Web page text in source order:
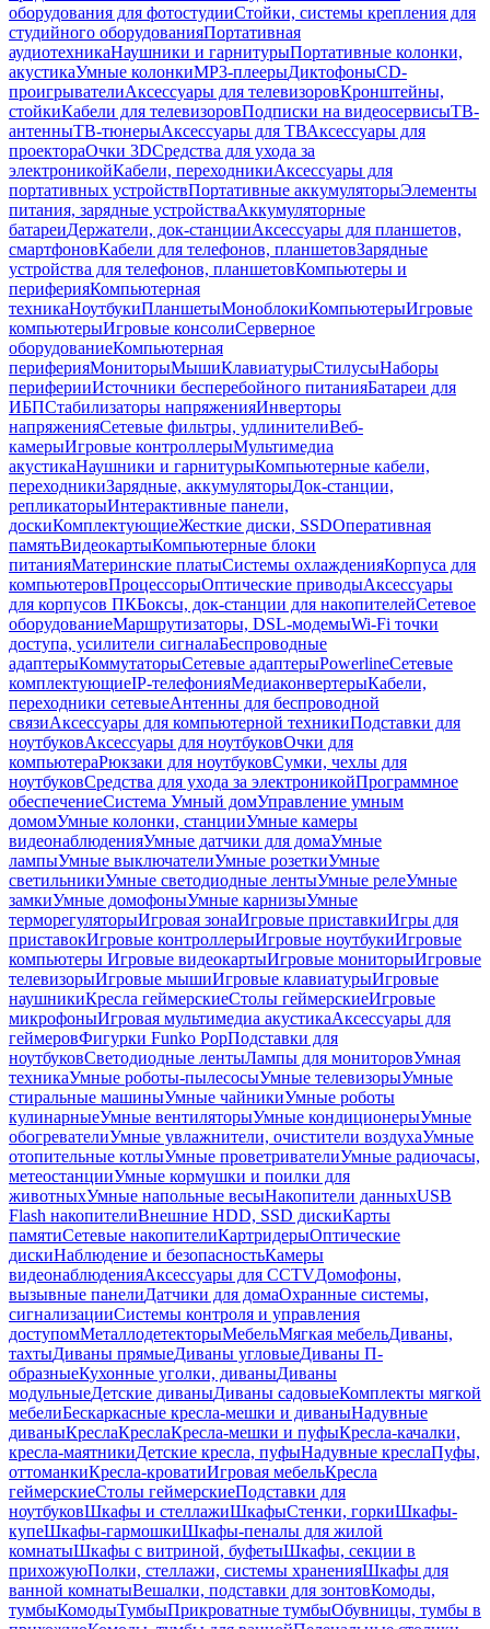
оборудования для фотостудииСтойки, системы крепления для
студийного оборудованияПортативная
аудиотехникаНаушники и гарнитурыПортативные колонки,
акустикаУмные колонкиMP3-плеерыДиктофоныCD-
проигрывателиАксессуары для телевизоровКронштейны,
стойкиКабели для телевизоровПодписки на видеосервисыТВ-
антенныТВ-тюнерыАксессуары для ТВАксессуары для
проектораОчки 3DСредства для ухода за
электроникойКабели, переходникиАксессуары для
портативных устройствПортативные аккумуляторыЭлементы
питания, зарядные устройстваАккумуляторные
батареиДержатели, док-станцииАксессуары для планшетов,
смартфоновКабели для телефонов, планшетовЗарядные
устройства для телефонов, планшетовКомпьютеры и
периферияКомпьютерная
техникаНоутбукиПланшетыМоноблокиКомпьютерыИгровые
компьютерыИгровые консолиСерверное
оборудованиеКомпьютерная
периферияМониторыМышиКлавиатурыСтилусыНаборы
периферииИсточники бесперебойного питанияБатареи для
ИБПСтабилизаторы напряженияИнверторы
напряженияСетевые фильтры, удлинителиВеб-
камерыИгровые контроллерыМультимедиа
акустикаНаушники и гарнитурыКомпьютерные кабели,
переходникиЗарядные, аккумуляторыДок-станции,
репликаторыИнтерактивные панели,
доскиКомплектующиеЖесткие диски, SSDОперативная
памятьВидеокартыКомпьютерные блоки
питанияМатеринские платыСистемы охлажденияКорпуса для
компьютеровПроцессорыОптические приводыАксессуары
для корпусов ПКБоксы, док-станции для накопителейСетевое
оборудованиеМаршрутизаторы, DSL-модемыWi-Fi точки
доступа, усилители сигналаБеспроводные
адаптерыКоммутаторыСетевые адаптерыPowerlineСетевые
комплектующиеIP-телефонияМедиаконвертерыКабели,
переходники сетевыеАнтенны для беспроводной
связиАксессуары для компьютерной техникиПодставки для
ноутбуковАксессуары для ноутбуковОчки для
компьютераРюкзаки для ноутбуковСумки, чехлы для
ноутбуковСредства для ухода за электроникойПрограммное
обеспечениеСистема Умный домУправление умным
домомУмные колонки, станцииУмные камеры
видеонаблюденияУмные датчики для домаУмные
лампыУмные выключателиУмные розеткиУмные
светильникиУмные светодиодные лентыУмные релеУмные
замкиУмные домофоныУмные карнизыУмные
терморегуляторыИгровая зонаИгровые приставкиИгры для
приставокИгровые контроллерыИгровые ноутбукиИгровые
компьютеры Игровые видеокартыИгровые мониторыИгровые
телевизорыИгровые мышиИгровые клавиатурыИгровые
наушникиКресла геймерскиеСтолы геймерскиеИгровые
микрофоныИгровая мультимедиа акустикаАксессуары для
геймеровФигурки Funko PopПодставки для
ноутбуковСветодиодные лентыЛампы для мониторовУмная
техникаУмные роботы-пылесосыУмные телевизорыУмные
стиральные машиныУмные чайникиУмные роботы
кулинарныеУмные вентиляторыУмные кондиционерыУмные
обогревателиУмные увлажнители, очистители воздухаУмные
отопительные котлыУмные проветривателиУмные радиочасы,
метеостанцииУмные кормушки и поилки для
животныхУмные напольные весыНакопители данныхUSB
Flash накопителиВнешние HDD, SSD дискиКарты
памятиСетевые накопителиКартридерыОптические
дискиНаблюдение и безопасностьКамеры
видеонаблюденияАксессуары для CCTVДомофоны,
вызывные панелиДатчики для домаОхранные системы,
сигнализацииСистемы контроля и управления
доступомМеталлодетекторыМебельМягкая мебельДиваны,
тахтыДиваны прямыеДиваны угловыеДиваны П-
образныеКухонные уголки, диваныДиваны
модульныеДетские диваныДиваны садовыеКомплекты мягкой
мебелиБескаркасные кресла-мешки и диваныНадувные
диваныКреслаКреслаКресла-мешки и пуфыКресла-качалки,
кресла-маятникиДетские кресла, пуфыНадувные креслаПуфы,
оттоманкиКресла-кроватиИгровая мебельКресла
геймерскиеСтолы геймерскиеПодставки для
ноутбуковШкафы и стеллажиШкафыСтенки, горкиШкафы-
купеШкафы-гармошкиШкафы-пеналы для жилой
комнатыШкафы с витриной, буфетыШкафы, секции в
прихожуюПолки, стеллажи, системы храненияШкафы для
ванной комнатыВешалки, подставки для зонтовКомоды,
тумбыКомодыТумбыПрикроватные тумбыОбувницы, тумбы в